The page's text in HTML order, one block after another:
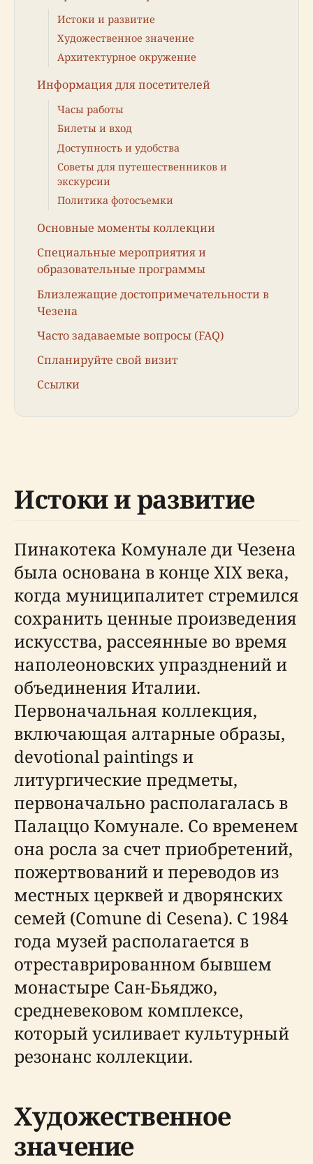
Истоки и развитие
Художественное значение
Архитектурное окружение
Информация для посетителей
Часы работы
Билеты и вход
Доступность и удобства
Советы для путешественников и
экскурсии
Политика фотосъемки
Основные моменты коллекции
Специальные мероприятия и
образовательные программы
Близлежащие достопримечательности в
Чезена
Часто задаваемые вопросы (FAQ)
Спланируйте свой визит
Ссылки
Истоки и развитие
Пинакотека Комунале ди Чезена
была основана в конце XIX века,
когда муниципалитет стремился
сохранить ценные произведения
искусства, рассеянные во время
наполеоновских упразднений и
объединения Италии.
Первоначальная коллекция,
включающая алтарные образы,
devotional paintings и
литургические предметы,
первоначально располагалась в
Палаццо Комунале. Со временем
она росла за счет приобретений,
пожертвований и переводов из
местных церквей и дворянских
семей (Comune di Cesena). С 1984
года музей располагается в
отреставрированном бывшем
монастыре Сан-Бьяджо,
средневековом комплексе,
который усиливает культурный
резонанс коллекции.
Художественное
значение